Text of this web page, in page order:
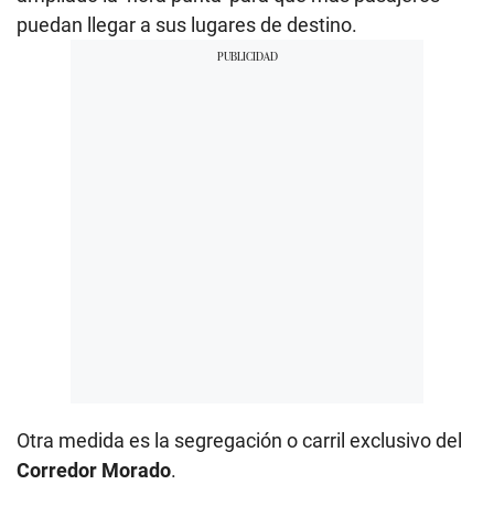
puedan llegar a sus lugares de destino.
Otra medida es la segregación o carril exclusivo del
Corredor Morado.